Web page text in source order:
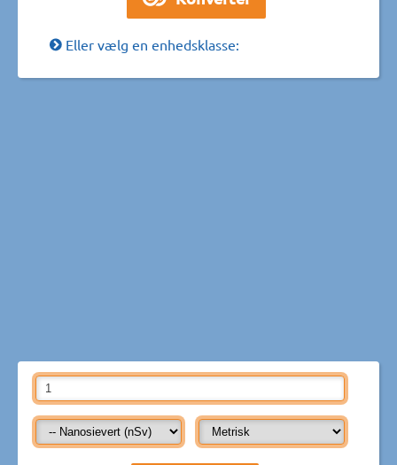
Eller vælg en enhedsklasse: